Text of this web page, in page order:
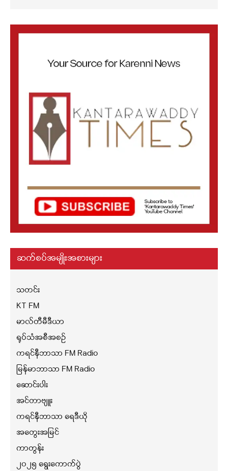
ဆက်စပ်အမျိုးအစားများ
သတင်း
KT FM
မာလ်တီမီဒီယာ
ရုပ်သံအစီအစဉ်
ကရင်နီဘာသာ FM Radio
မြန်မာဘာသာ FM Radio
ဆောင်းပါး
အင်တာဗျူး
ကရင်နီဘာသာ ရေဒီယို
အတွေးအမြင်
ကာတွန်း
၂၀၂၅ ရွေးကောက်ပွဲ